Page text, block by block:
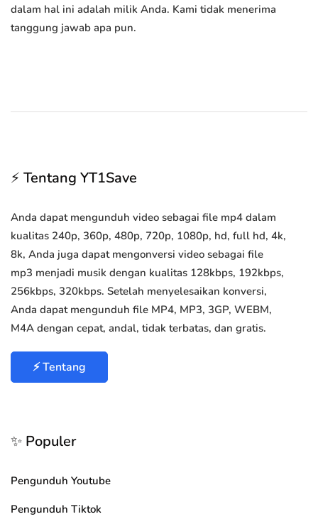
dalam hal ini adalah milik Anda. Kami tidak menerima
tanggung jawab apa pun.
⚡ Tentang YT1Save
Anda dapat mengunduh video sebagai file mp4 dalam
kualitas 240p, 360p, 480p, 720p, 1080p, hd, full hd, 4k,
8k, Anda juga dapat mengonversi video sebagai file
mp3 menjadi musik dengan kualitas 128kbps, 192kbps,
256kbps, 320kbps. Setelah menyelesaikan konversi,
Anda dapat mengunduh file MP4, MP3, 3GP, WEBM,
M4A dengan cepat, andal, tidak terbatas, dan gratis.
⚡ Tentang
✨ Populer
Pengunduh Youtube
Pengunduh Tiktok